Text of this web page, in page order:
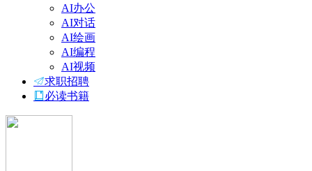
AI办公
AI对话
AI绘画
AI编程
AI视频
求职招聘
必读书籍